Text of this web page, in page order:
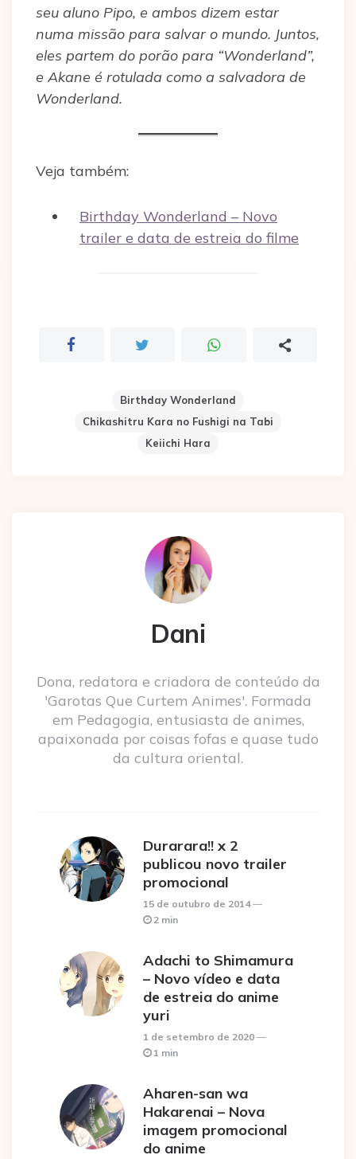
seu aluno Pipo, e ambos dizem estar
numa missão para salvar o mundo. Juntos,
eles partem do porão para “Wonderland”,
e Akane é rotulada como a salvadora de
Wonderland.
Veja também:
Birthday Wonderland – Novo
trailer e data de estreia do filme
Birthday Wonderland
Chikashitru Kara no Fushigi na Tabi
Keiichi Hara
Dani
Dona, redatora e criadora de conteúdo da
'Garotas Que Curtem Animes'. Formada
em Pedagogia, entusiasta de animes,
apaixonada por coisas fofas e quase tudo
da cultura oriental.
Durarara!! x 2
publicou novo trailer
promocional
15 de outubro de 2014
2 min
Adachi to Shimamura
– Novo vídeo e data
de estreia do anime
yuri
1 de setembro de 2020
1 min
Aharen-san wa
Hakarenai – Nova
imagem promocional
do anime